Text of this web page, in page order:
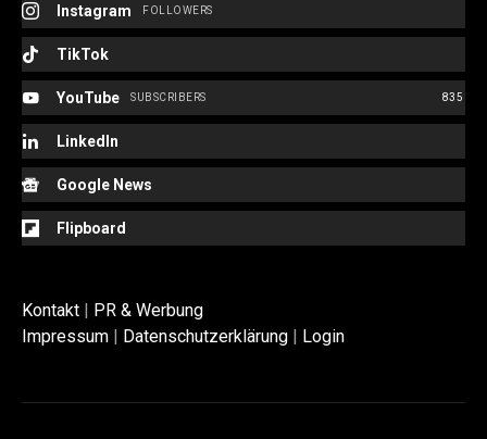
Instagram FOLLOWERS
TikTok
YouTube 835
SUBSCRIBERS
LinkedIn
Google News
Flipboard
Kontakt | PR & Werbung
Impressum | Datenschutzerklärung | Login